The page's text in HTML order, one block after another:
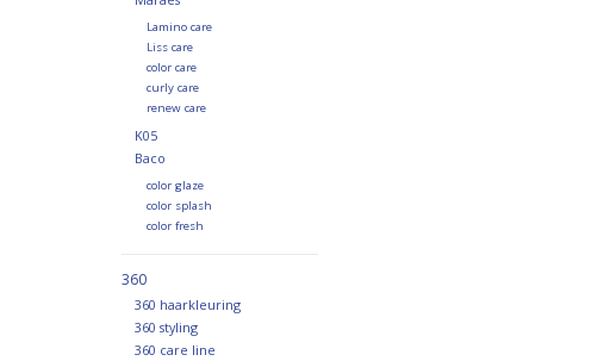
Lamino care
Liss care
color care
curly care
renew care
K05
Baco
color glaze
color splash
color fresh
360
360 haarkleuring
360 styling
360 care line